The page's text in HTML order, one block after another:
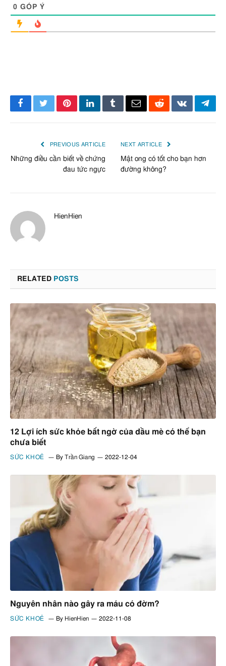
0 GÓP Ý
Facebook
TwitterPinterestLinkedInTumblrEmailRedditVKontakte
PREVIOUS ARTICLE
Những điều cần biết về chứng
đau tức ngực
NEXT ARTICLE
Mật ong có tốt cho bạn hơn
đường không?
HienHien
RELATED POSTS
12 Lợi ích sức khỏe bất ngờ của dầu mè có thể bạn
chưa biết
SỨC KHOẺ By Trần Giang 2022-12-04
Nguyên nhân nào gây ra máu có đờm?
SỨC KHOẺ By HienHien 2022-11-08